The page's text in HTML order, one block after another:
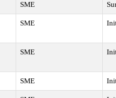
SME
SME
SME
SME